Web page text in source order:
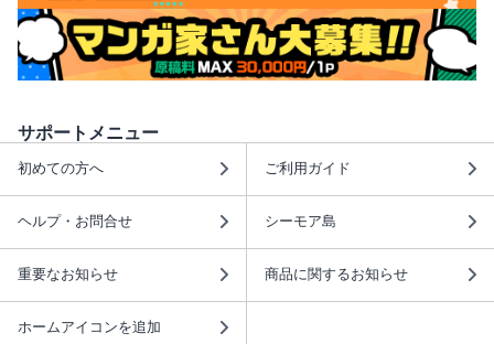
サポートメニュー
初めての方へ ご利用ガイド
ヘルプ・お問合せ シーモア島
重要なお知らせ 商品に関するお知らせ
ホームアイコンを追加